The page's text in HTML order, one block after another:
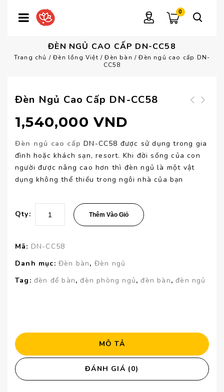
0
ĐÈN NGỦ CAO CẤP DN-CC58
Trang chủ /Đèn lồng Việt /Đèn bàn /Đèn ngủ cao cấp DN-
CC58
Đèn Ngủ Cao Cấp DN-CC58
1,540,000 VND
Đèn ngủ cao cấp DN-CC58 được sử dụng trong gia
đình hoặc khách sạn, resort. Khi đời sống của con
người được nâng cao hơn thì đèn ngủ là một vật
dụng không thể thiếu trong ngôi nhà của bạn
Qty: Thêm Vào Giỏ
Mã: DN-CC58
Danh mục: Đèn bàn, Đèn ngủ
Tag: đèn để bàn,đèn phòng ngủ,đèn bàn,đèn ngủ
MÔ TẢ
ĐÁNH GIÁ (0)